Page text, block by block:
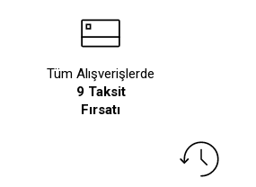
Tüm Alışverişlerde
9 Taksit
Fırsatı